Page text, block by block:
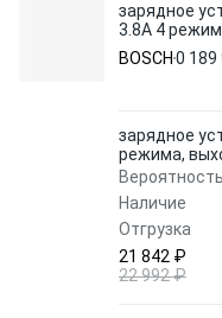
зарядное
3.8A 4
BOSCH 0 189
зарядное
режима,
Вероятность
Наличие
Отгрузка
21 842 ₽
22 992 ₽